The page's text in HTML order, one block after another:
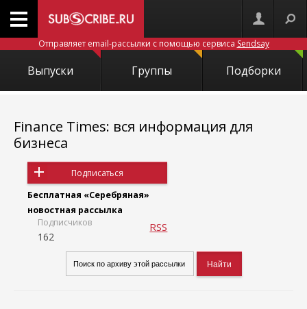
Отправляет email-рассылки с помощью сервиса Sendsay
Выпуски Группы Подборки
Finance Times: вся информация для
бизнеса
Подписаться
Бесплатная «Серебряная»
новостная рассылка
Подписчиков
162
RSS